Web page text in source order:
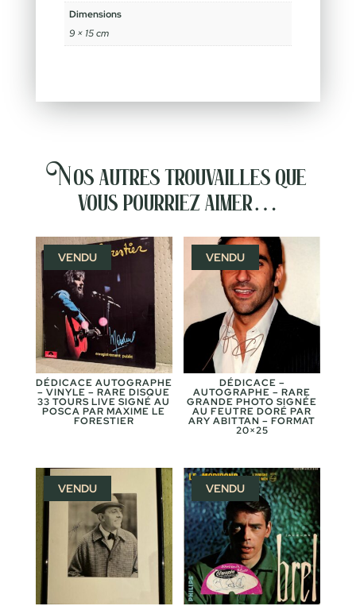
Dimensions
9 × 15 cm
Nos autres trouvailles que
vous pourriez aimer…
VENDU
DÉDICACE AUTOGRAPHE
– VINYLE – RARE DISQUE
33 TOURS LIVE SIGNÉ AU
POSCA PAR MAXIME LE
FORESTIER
VENDU
DÉDICACE –
AUTOGRAPHE – RARE
GRANDE PHOTO SIGNÉE
AU FEUTRE DORÉ PAR
ARY ABITTAN – FORMAT
20×25
VENDU VENDU